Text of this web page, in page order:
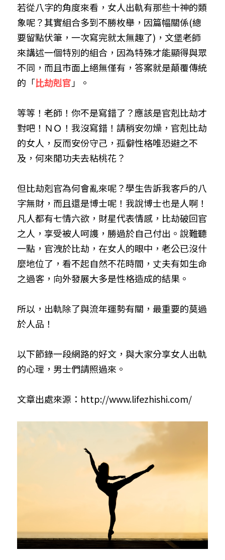
若從八字的角度來看，女人出軌有那些十神的類
象呢？其實組合多到不勝枚舉，因篇幅關係(總
要留點伏筆，一次寫完就太無趣了)，文堡老師
來講述一個特別的組合，因為特殊才能顯得與眾
不同，而且市面上絕無僅有，答案就是顛覆傳統
的「比劫剋官 」。
等等！老師！你不是寫錯了？應該是官剋比劫才
對吧！ＮＯ！我沒寫錯！請稍安勿燥，官剋比劫
的女人，反而安份守己，孤僻性格唯恐避之不
及，何來閒功夫去粘桃花？
但比劫剋官為何會亂來呢？學生告訴我客戶的八
字無財，而且還是博士呢！我說博士也是人啊！
凡人都有七情六欲，財星代表情感，比劫破回官
之人，享受被人呵謢，勝過於自己付出。說難聽
一點，官洩於比劫，在女人的眼中，老公已沒什
麼地位了，看不起自然不花時間，丈夫有如生命
之過客，向外發展大多是性格造成的結果。
所以，出軌除了與流年運勢有關，最重要的莫過
於人品！
以下節錄一段網路的好文，與大家分享女人出軌
的心理，男士們請照過來。
文章出處來源： http://www.lifezhishi.com/